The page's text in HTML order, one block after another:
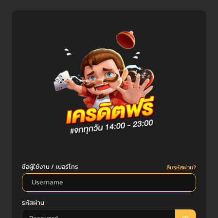
ชื่อผู้ใช้งาน / เบอร์โทร ลืมรหัสผ่าน?
รหัสผ่าน